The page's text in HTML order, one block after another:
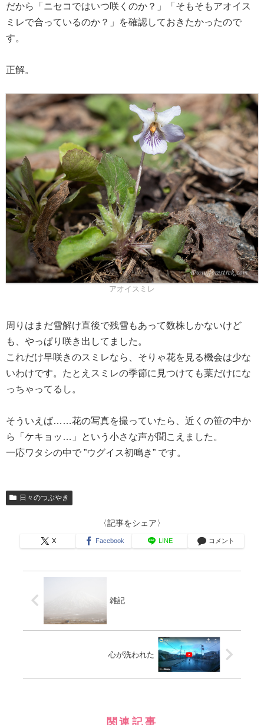
だから「ニセコではいつ咲くのか？」「そもそもアオイス
ミレで合っているのか？」を確認しておきたかったので
す。
正解。
アオイスミレ
周りはまだ雪解け直後で残雪もあって数株しかないけど
も、やっぱり咲き出してました。
これだけ早咲きのスミレなら、そりゃ花を見る機会は少な
いわけです。たとえスミレの季節に見つけても葉だけにな
っちゃってるし。
そういえば……花の写真を撮っていたら、近くの笹の中か
ら「ケキョッ…」という小さな声が聞こえました。
一応ワタシの中で ”ウグイス初鳴き” です。
日々のつぶやき
〈記事をシェア〉
X Facebook LINE コメント
雑記
心が洗われた
関連記事